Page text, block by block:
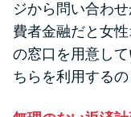
ジから問い合わ
費者金融だと女
の窓口を用意し
ちらを利用するの